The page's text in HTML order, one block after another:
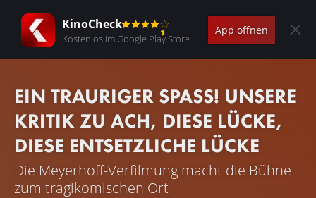
KinoCheck
Kostenlos im Google Play Store
App öffnen
EIN TRAURIGER SPASS! UNSERE K
RITIK ZU ACH, DIESE LÜCKE, D
IESE ENTSETZLICHE LÜCKE
Die Meyerhoff-Verfilmung macht die Bühne
zum tragikomischen Ort